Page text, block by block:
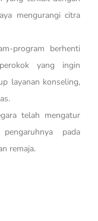
mengurangi citra
program berhenti
yang ingin
layanan konseling,
telah mengatur
pada
remaja.